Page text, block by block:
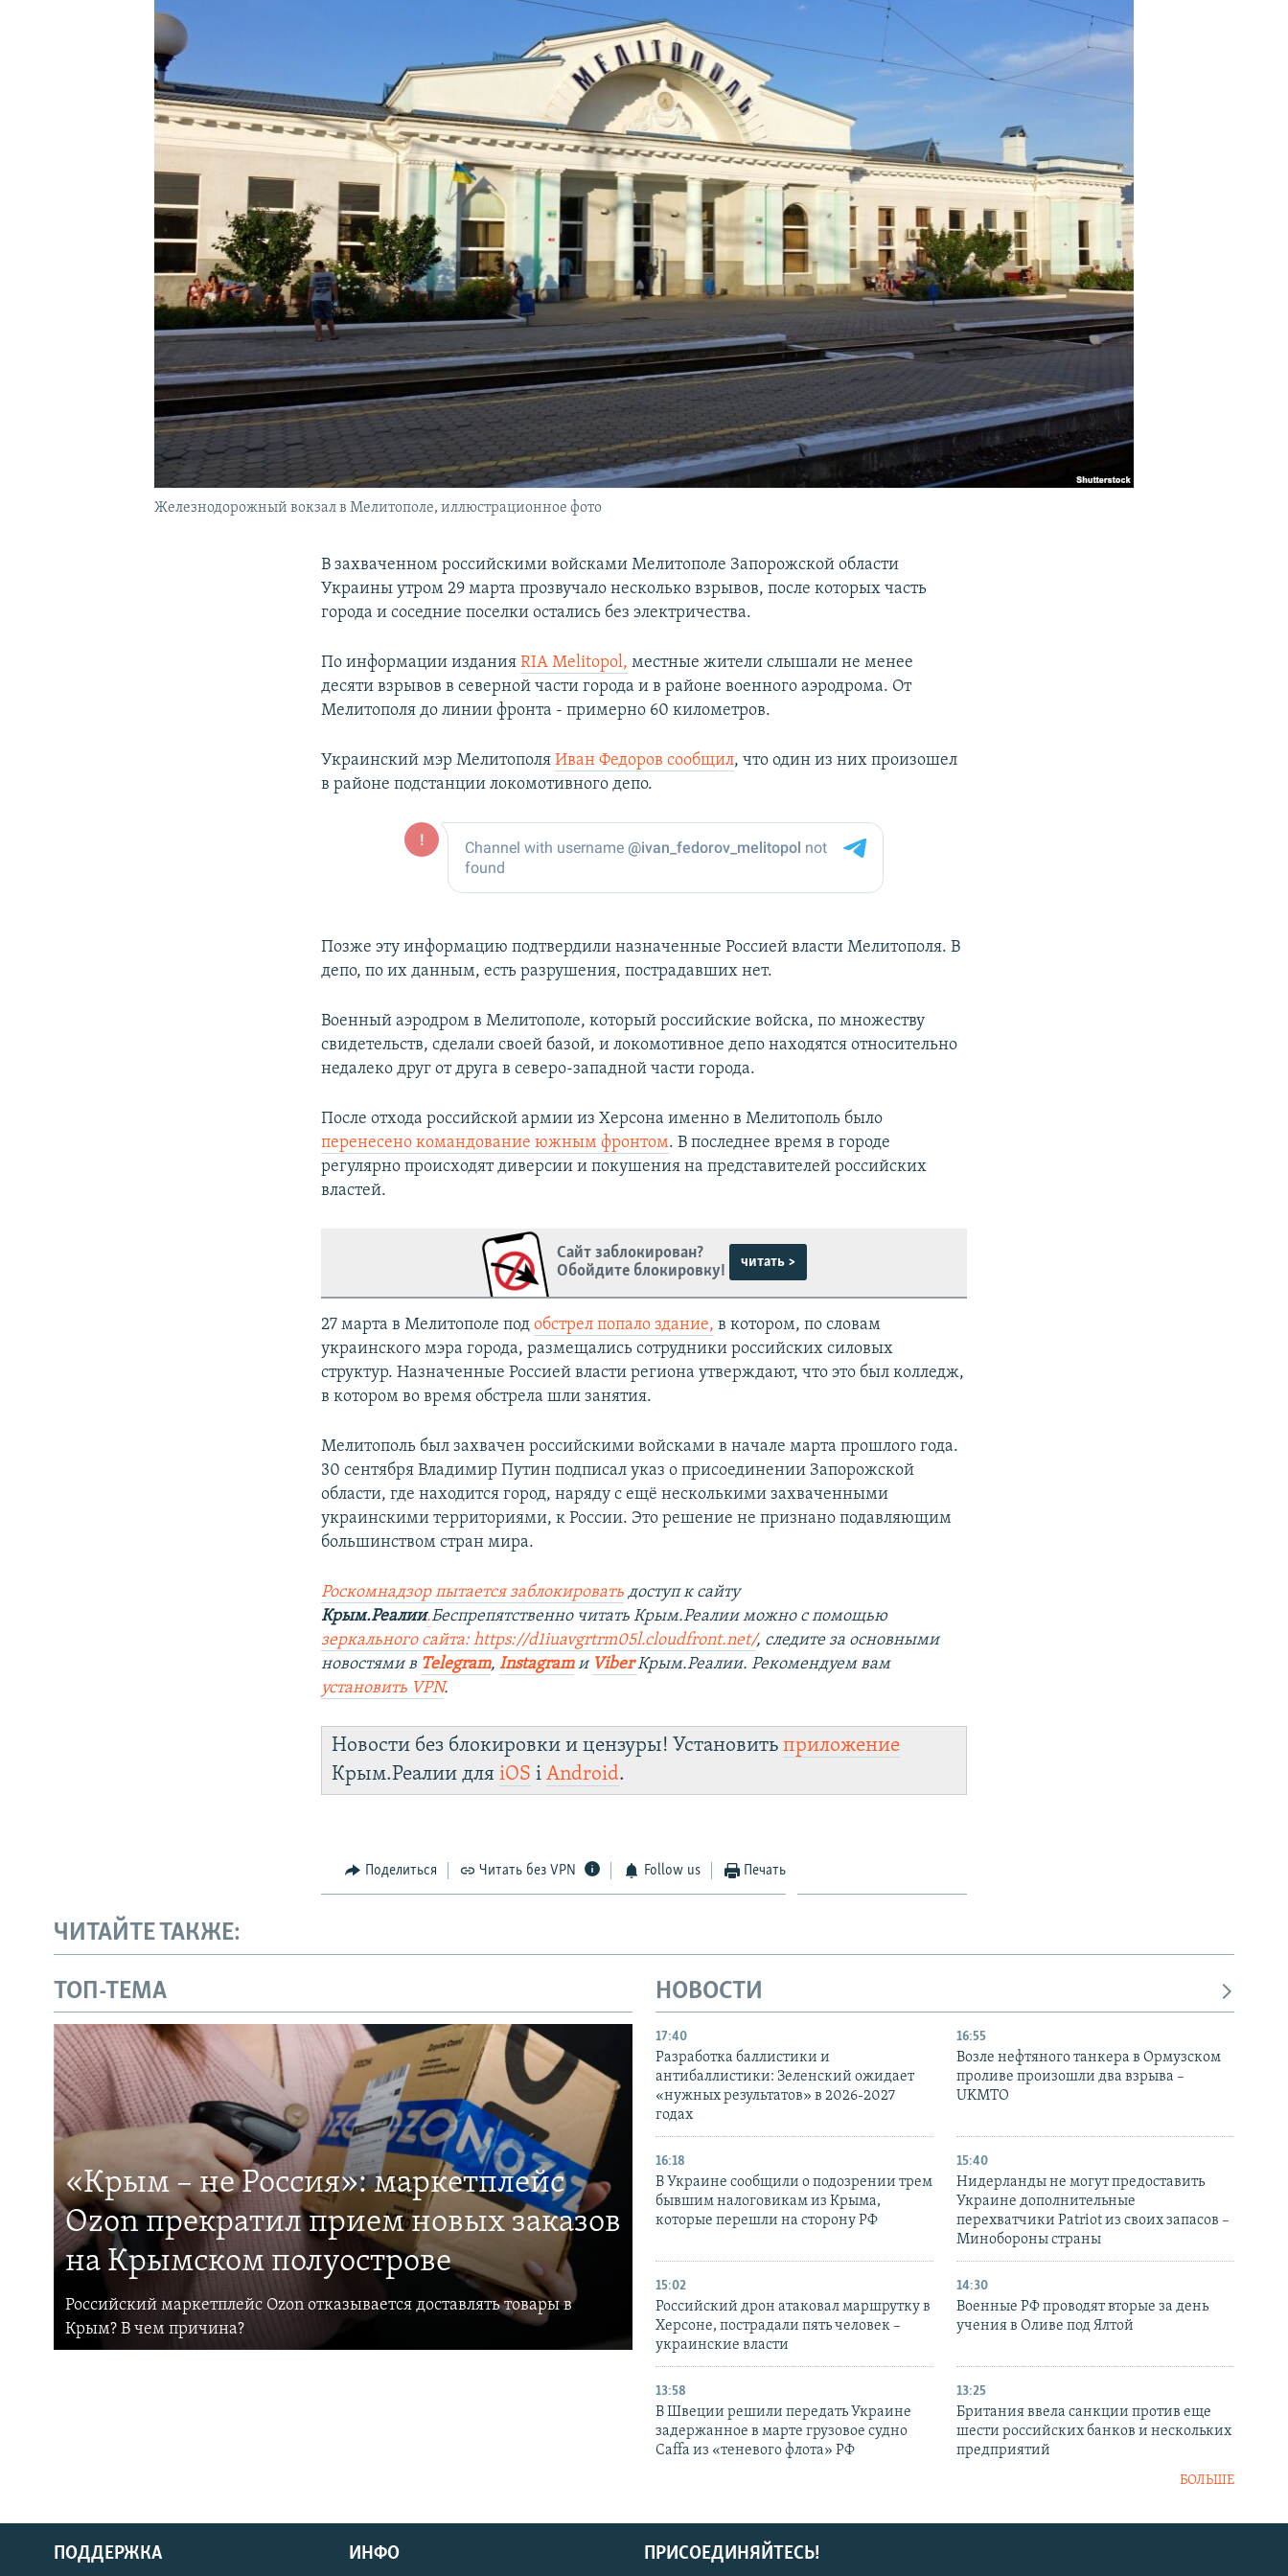
КРЫМ.НЕПОКОРЕННЫЙ
УКРАИНСКАЯ ПРОБЛЕМА КРЫМА
Железнодорожный вокзал в Мелитополе, иллюстрационное фото
В захваченном российскими войсками Мелитополе Запорожской области
Украины утром 29 марта прозвучало несколько взрывов, после которых часть
города и соседние поселки остались без электричества.
По информации изданияRIA Melitopol, местные жители слышали не менее
десяти взрывов в северной части города и в районе военного аэродрома. От
Мелитополя до линии фронта - примерно 60 километров.
Украинский мэр МелитополяИван Федоров сообщил, что один из них произошел
в районе подстанции локомотивного депо.
Позже эту информацию подтвердили назначенные Россией власти Мелитополя. В
депо, по их данным, есть разрушения, пострадавших нет.
Военный аэродром в Мелитополе, который российские войска, по множеству
свидетельств, сделали своей базой, и локомотивное депо находятся относительно
недалеко друг от друга в северо-западной части города.
После отхода российской армии из Херсона именно в Мелитополь было
перенесено командование южным фронтом. В последнее время в городе
регулярно происходят диверсии и покушения на представителей российских
властей.
Сайт заблокирован?
Обойдите блокировку!
читать >
27 марта в Мелитополе подобстрел попало здание, в котором, по словам
украинского мэра города, размещались сотрудники российских силовых
структур. Назначенные Россией власти региона утверждают, что это был колледж,
в котором во время обстрела шли занятия.
Мелитополь был захвачен российскими войсками в начале марта прошлого года.
30 сентября Владимир Путин подписал указ о присоединении Запорожской
области, где находится город, наряду с ещё несколькими захваченными
украинскими территориями, к России. Это решение не признано подавляющим
большинством стран мира.
Роскомнадзор пытается заблокировать доступ к сайту
Крым.Реалии.Беспрепятственно читать Крым.Реалии можно с помощью
зеркального сайта: https://d1iuavgrtrm05l.cloudfront.net/, следите за основными
новостями в Telegram,Instagramи Viber Крым.Реалии. Рекомендуем вам
установить VPN.
Новости без блокировки и цензуры! Установитьприложение
Крым.Реалии дляiOS іAndroid.
Поделиться Читать без VPN Follow us Печать
ЧИТАЙТЕ ТАКЖЕ:
ТОП-ТЕМА
«Крым – не Россия»: маркетплейс
Ozon прекратил прием новых заказов
на Крымском полуострове
Российский маркетплейс Ozon отказывается доставлять товары в
Крым? В чем причина?
НОВОСТИ
17:40
Разработка баллистики и
антибаллистики: Зеленский ожидает
«нужных результатов» в 2026-2027
годах
16:55
Возле нефтяного танкера в Ормузском
проливе произошли два взрыва –
UKMTO
16:18
В Украине сообщили о подозрении трем
бывшим налоговикам из Крыма,
которые перешли на сторону РФ
15:40
Нидерланды не могут предоставить
Украине дополнительные
перехватчики Patriot из своих запасов –
Минобороны страны
15:02
Российский дрон атаковал маршрутку в
Херсоне, пострадали пять человек –
украинские власти
14:30
Военные РФ проводят вторые за день
учения в Оливе под Ялтой
13:58
В Швеции решили передать Украине
задержанное в марте грузовое судно
Caffa из «теневого флота» РФ
13:25
Британия ввела санкции против еще
шести российских банков и нескольких
предприятий
БОЛЬШЕ
ПРИСОЕДИНЯЙТЕСЬ!
ПОДДЕРЖКА ИНФО